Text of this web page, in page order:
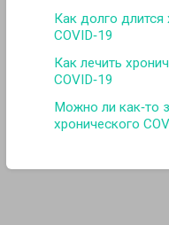
Как долго длится
COVID‑19
Как лечить
COVID‑19
Можно ли как‑то
хронического